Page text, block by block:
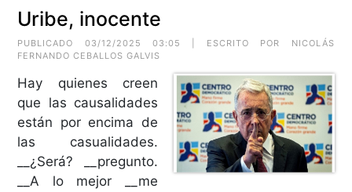
Uribe, inocente
PUBLICADO 03/12/2025 03:05 | ESCRITO POR NICOLÁS
FERNANDO CEBALLOS GALVIS
Hay quienes creen
que las causalidades
están por encima de
las casualidades.
__¿Será? __pregunto.
__A lo mejor __me